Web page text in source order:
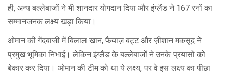
ही, अन्य बल्लेबाजों ने भी शानदार योगदान दिया और इंग्लैंड ने 167 रनों का
सम्मानजनक लक्ष्य खड़ा किया।
ओमान की गेंदबाजी में बिलाल खान, फैयाज़ बट्ट और ज़ीशान मकसूद ने
प्रमुख भूमिका निभाई। लेकिन इंग्लैंड के बल्लेबाजों ने उनके प्रयासों को
बेकार कर दिया। ओमान की टीम को था ये लक्ष्य, पर वे इस लक्ष्य का पीछा